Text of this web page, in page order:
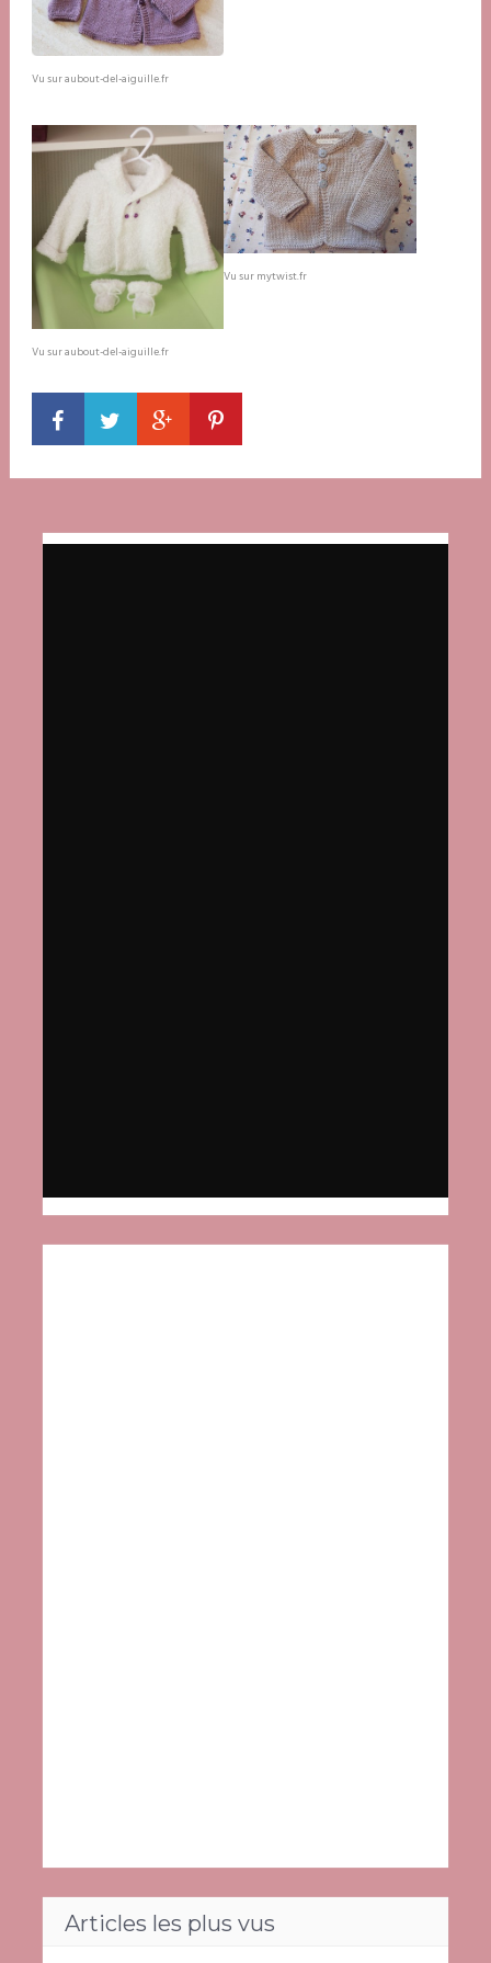
Vu sur aubout-del-aiguille.fr
Vu sur aubout-del-aiguille.fr
Vu sur mytwist.fr
Articles les plus vus